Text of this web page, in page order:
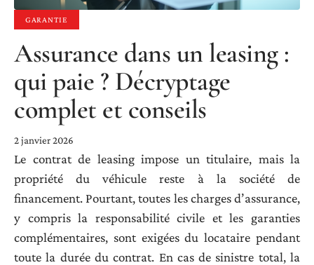
GARANTIE
Assurance dans un leasing :
qui paie ? Décryptage
complet et conseils
2 janvier 2026
Le contrat de leasing impose un titulaire, mais la
propriété du véhicule reste à la société de
financement. Pourtant, toutes les charges d’assurance,
y compris la responsabilité civile et les garanties
complémentaires, sont exigées du locataire pendant
toute la durée du contrat. En cas de sinistre total, la